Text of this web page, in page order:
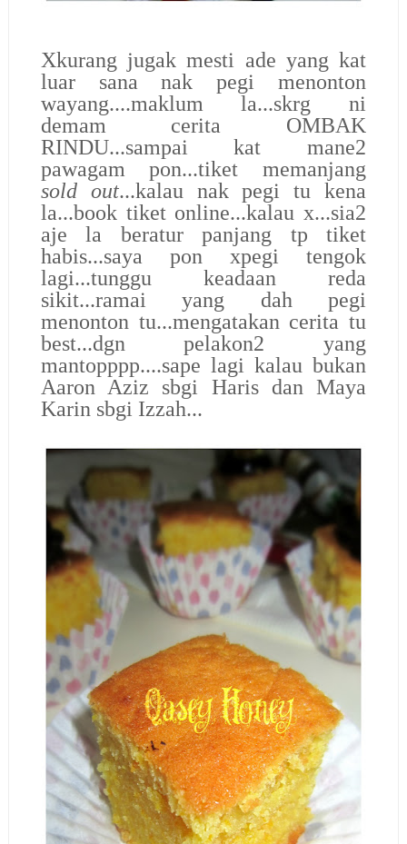
Xkurang jugak mesti ade yang kat
luar sana nak pegi menonton
wayang....maklum la...skrg ni
demam cerita OMBAK
RINDU...sampai kat mane2
pawagam pon...tiket memanjang
sold out...kalau nak pegi tu kena
la...book tiket online...kalau x...sia2
aje la beratur panjang tp tiket
habis...saya pon xpegi tengok
lagi...tunggu keadaan reda
sikit...ramai yang dah pegi
menonton tu...mengatakan cerita tu
best...dgn pelakon2 yang
mantopppp....sape lagi kalau bukan
Aaron Aziz sbgi Haris dan Maya
Karin sbgi Izzah...